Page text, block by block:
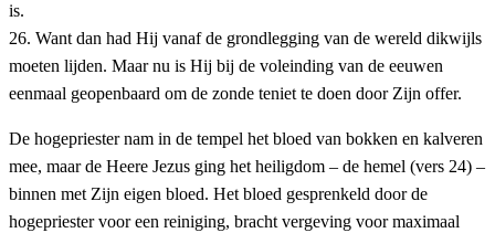
is.
26. Want dan had Hij vanaf de grondlegging van de wereld dikwijls
moeten lijden. Maar nu is Hij bij de voleinding van de eeuwen
eenmaal geopenbaard om de zonde teniet te doen door Zijn offer.
De hogepriester nam in de tempel het bloed van bokken en kalveren
mee, maar de Heere Jezus ging het heiligdom – de hemel (vers 24) –
binnen met Zijn eigen bloed. Het bloed gesprenkeld door de
hogepriester voor een reiniging, bracht vergeving voor maximaal